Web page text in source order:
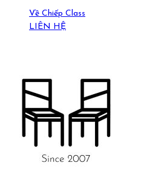
Về Chiếp Class
LIÊN HỆ